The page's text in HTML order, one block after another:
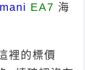
EA7 海
裡的標價